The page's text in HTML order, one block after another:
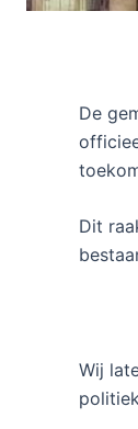
De
Dit
Wij